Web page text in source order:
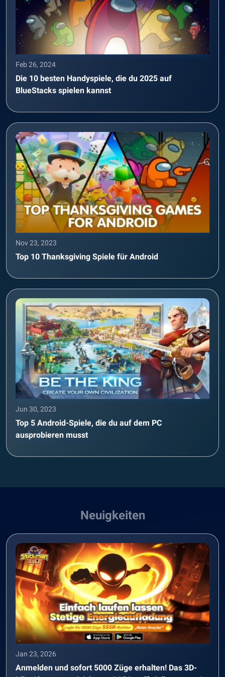
Feb 26, 2024
Die 10 besten Handyspiele, die du 2025 auf
BlueStacks spielen kannst
Nov 23, 2023
Top 10 Thanksgiving Spiele für Android
Jun 30, 2023
Top 5 Android-Spiele, die du auf dem PC
ausprobieren musst
Neuigkeiten
Jan 23, 2026
Anmelden und sofort 5000 Züge erhalten! Das 3D-